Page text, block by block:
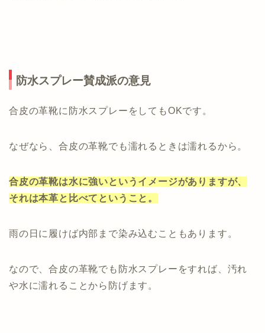
防水スプレー賛成派の意見
合皮の革靴に防水スプレーをしてもOKです。
なぜなら、合皮の革靴でも濡れるときは濡れるから。
合皮の革靴は水に強いというイメージがありますが、
それは本革と比べてということ。
雨の日に履けば内部まで染み込むこともあります。
なので、合皮の革靴でも防水スプレーをすれば、汚れ
や水に濡れることから防げます。